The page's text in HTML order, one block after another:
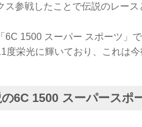
ス参戦したことで伝説のレース
6C 1500 スーパー スポーツ」
度栄光に輝いており、これは
6C 1500 スーパースポ